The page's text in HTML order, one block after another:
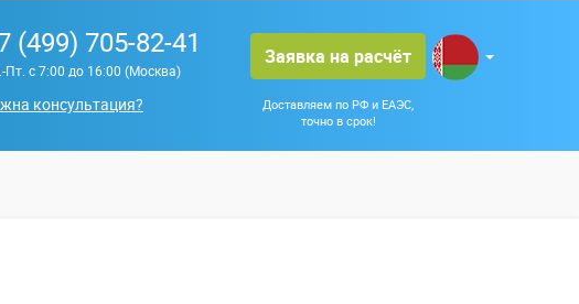
(499) 705-82-41
Пт. с 7:00 до 16:00 (Москва)
консультация?
Заявка на расчёт
Доставляем по РФ и ЕАЭС,
точно в срок!